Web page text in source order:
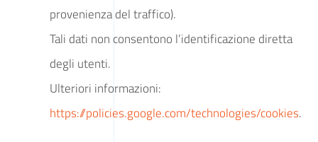
provenienza del traffico).
Tali dati non consentono l’identificazione diretta
degli utenti.
Ulteriori informazioni:
https://policies.google.com/technologies/cookies.